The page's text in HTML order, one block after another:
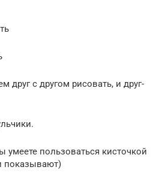
друг с другом рисовать, и друг-
умеете пользоваться кисточкой
показывают)